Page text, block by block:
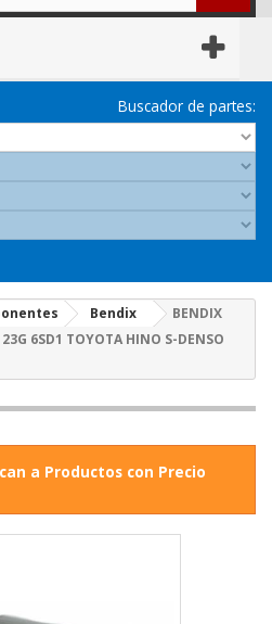
Buscador de partes:
Bendix
BENDIX
6SD1 TOYOTA HINO S-DENSO
a Productos con Precio